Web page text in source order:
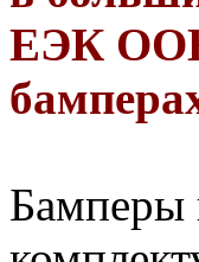
ЕЭК ООН
Бамперы